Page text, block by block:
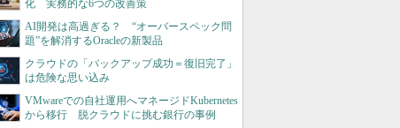
化 実務的な6つの改善策
AI開発は高過ぎる？ “オーバースペック問
題”を解消するOracleの新製品
クラウドの「バックアップ成功＝復旧完了」
は危険な思い込み
VMwareでの自社運用へマネージドKubernetes
から移行 脱クラウドに挑む銀行の事例